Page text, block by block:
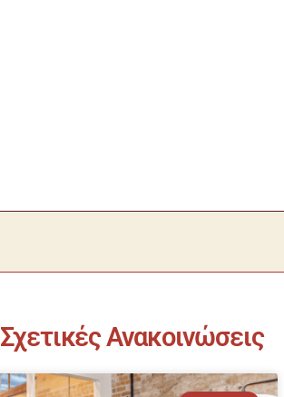
Σχετικές Ανακοινώσεις